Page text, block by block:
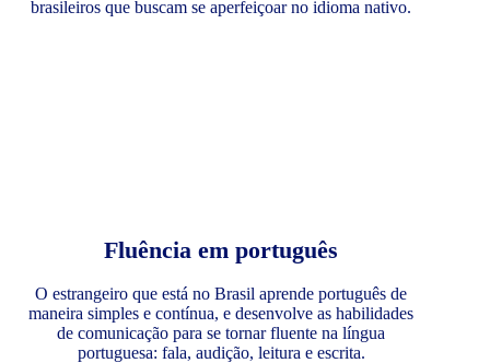
brasileiros que buscam se aperfeiçoar no idioma nativo.
Fluência em português
O estrangeiro que está no Brasil aprende português de
maneira simples e contínua, e desenvolve as habilidades
de comunicação para se tornar fluente na língua
portuguesa: fala, audição, leitura e escrita.